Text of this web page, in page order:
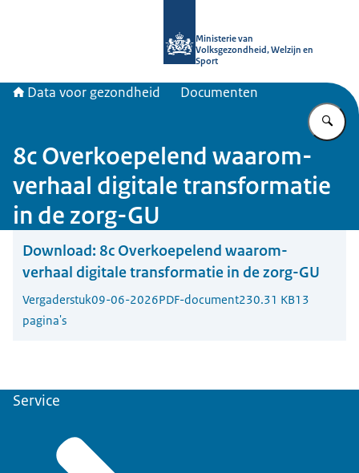
Ministerie van
Volksgezondheid, Welzijn en
Sport
Data voor gezondheid Documenten
8c Overkoepelend waarom-
verhaal digitale transformatie
in de zorg-GU
Download: 8c Overkoepelend waarom-
verhaal digitale transformatie in de zorg-GU
Vergaderstuk09-06-2026PDF-document230.31 KB13
pagina's
Service